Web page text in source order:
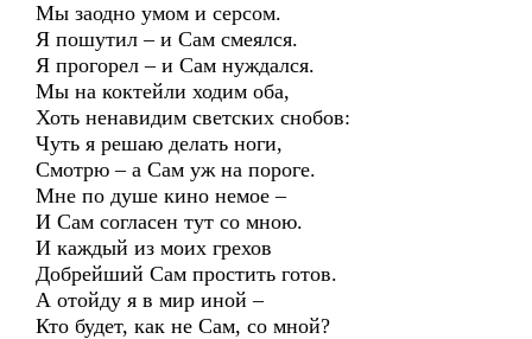
Мы заодно умом и серсом.
Я пошутил – и Сам смеялся.
Я прогорел – и Сам нуждался.
Мы на коктейли ходим оба,
Хоть ненавидим светских снобов:
Чуть я решаю делать ноги,
Смотрю – а Сам уж на пороге.
Мне по душе кино немое –
И Сам согласен тут со мною.
И каждый из моих грехов
Добрейший Сам простить готов.
А отойду я в мир иной –
Кто будет, как не Сам, со мной?